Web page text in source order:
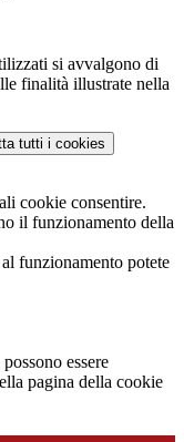
si avvalgono di
finalità illustrate nella
tutti i cookies
cookie consentire.
il funzionamento della
funzionamento potete
essere
pagina della cookie